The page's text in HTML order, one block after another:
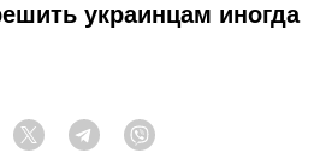
украинцам иногда
Twitter Telegram